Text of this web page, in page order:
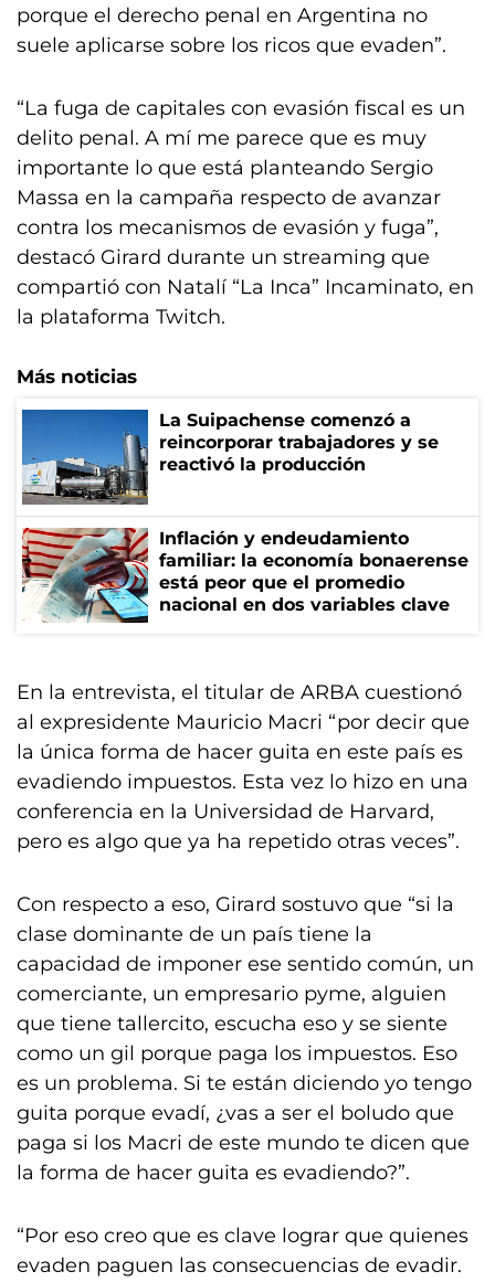
porque el derecho penal en Argentina no
suele aplicarse sobre los ricos que evaden”.
“La fuga de capitales con evasión fiscal es un
delito penal. A mí me parece que es muy
importante lo que está planteando Sergio
Massa en la campaña respecto de avanzar
contra los mecanismos de evasión y fuga”,
destacó Girard durante un streaming que
compartió con Natalí “La Inca” Incaminato, en
la plataforma Twitch.
Más noticias
La Suipachense comenzó a
reincorporar trabajadores y se
reactivó la producción
Inflación y endeudamiento
familiar: la economía bonaerense
está peor que el promedio
nacional en dos variables clave
En la entrevista, el titular de ARBA cuestionó
al expresidente Mauricio Macri “por decir que
la única forma de hacer guita en este país es
evadiendo impuestos. Esta vez lo hizo en una
conferencia en la Universidad de Harvard,
pero es algo que ya ha repetido otras veces”.
Con respecto a eso, Girard sostuvo que “si la
clase dominante de un país tiene la
capacidad de imponer ese sentido común, un
comerciante, un empresario pyme, alguien
que tiene tallercito, escucha eso y se siente
como un gil porque paga los impuestos. Eso
es un problema. Si te están diciendo yo tengo
guita porque evadí, ¿vas a ser el boludo que
paga si los Macri de este mundo te dicen que
la forma de hacer guita es evadiendo?”.
“Por eso creo que es clave lograr que quienes
evaden paguen las consecuencias de evadir.